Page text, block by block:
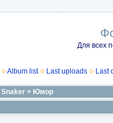
Для всех
Album list Last uploads Last
Snaker > Юмор